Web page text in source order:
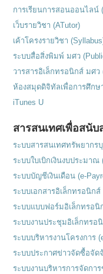
การเรียนการสอนออนไลน์
เว็บรายวิชา (ATutor)
เค้าโครงรายวิชา
ระบบสื่อสิ่งพิมพ์ มศว
วารสารอิเล็กทรอนิกส์ มศว
ห้องสมุดดิจิทัลเพื่อการศึกษ
iTunes U
สารสนเทศเพื่อสนั
ระบบสารสนเทศทรัพยากร
ระบบใบเบิกเงินงบประมาณ
ระบบบัญชีเงินเดือน (e-
ระบบเอกสารอิเล็กทรอนิกส์
ระบบแบบฟอร์มอิเล็กทรอนิ
ระบบงานประชุมอิเล็กทรอ
ระบบบริหารงานโครงการ
ระบบประกาศข่าวจัดซื้อจัด
ระบบงานบริหารการจัดกา